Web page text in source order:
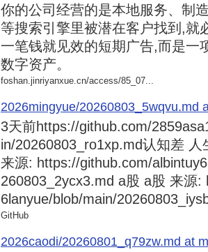
你的公司经营的是本地服务、制
等搜索引擎里被潜在客户找到,就
一笔钱就见效的短期广告,而是一
数字资产。
foshan.jinriyanxue.cn/access/85_07...
2026mingyue/20260803_5wqvu.md
3天前https://github.com/
in/20260803_ro1xp.md认知差
来源: https://github.com/
260803_2ycx3.md a股 a股 来源
6lanyue/blob/main/
GitHub
2026caodi/20260801_q79zw.md at